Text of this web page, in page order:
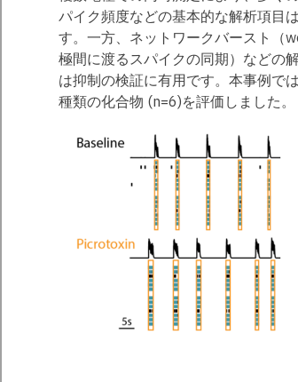
パイク頻度などの基本的な解析項目
す。一方、ネットワークバースト（
極間に渡るスパイクの同期）などの
は抑制の検証に有用です。本事例で
種類の化合物 (n=6)を評価しました。